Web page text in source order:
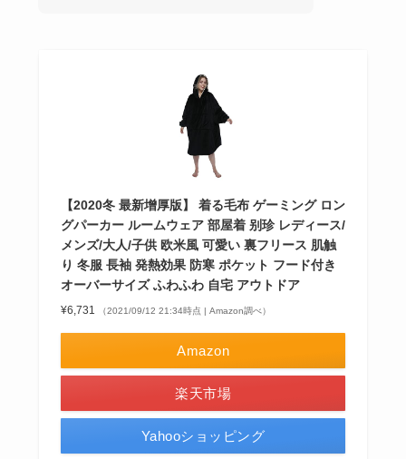
【2020冬 最新增厚版】 着る毛布 ゲーミング ロン
グパーカー ルームウェア 部屋着 别珍 レディース/
メンズ/大人/子供 欧米風 可愛い 裏フリース 肌触
り 冬服 長袖 発熱効果 防寒 ポケット フード付き
オーバーサイズ ふわふわ 自宅 アウトドア
¥6,731 （2021/09/12 21:34時点 | Amazon調べ）
Amazon
楽天市場
Yahooショッピング